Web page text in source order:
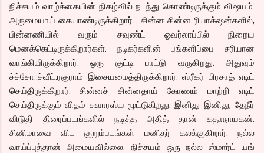
நிச்சயம் வாழ்க்கையின் நிகழ்வில் நடந்து கொண்டிருக்கும் விஷயம்.
அருமையாய் கையாண்டிருக்கிறார். சின்ன சின்ன ரியாக்‌ஷன்களில்,
பின்னணியில் வரும் சவுண்ட் ஓவர்லாப்பில் நிறைய
மெனக்கெட்டிருக்கிறார்கள். நடிகர்களின் பங்களிப்பை சரியான
வாங்கியிருக்கிறார். ஒரு குட்டி பாட்டு வருகிறது. அதுவும்
ச்ச்சோ..ச்வீட்.ரகுராம் இசையமைத்திருக்கிறார். ஸ்ரீகர் பிரசாத் எடிட்
செய்திருக்கிறார். சின்னச் சின்னதாய் கோணம் மாற்றி எடிட்
செய்திருக்கும் விதம் சுவாரஸ்ய மூட்டுகிறது. இனிது இனிது, தேநீர்
விடுதி திரைப்படங்களில் நடித்த அதித் தான் கதாநாயகன்.
சினிமாவை விட குறும்படங்கள் மனிதர் கலக்குகிறார். நல்ல
வாய்ப்புத்தான் அமையவில்லை. நிச்சயம் ஒரு நல்ல ஸ்மார்ட் யங்